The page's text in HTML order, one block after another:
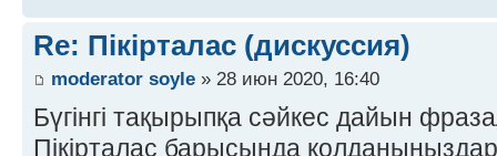
Re: Пікірталас (дискуссия)
moderator soyle » 28 июн 2020, 16:40
Бүгінгі тақырыпқа сәйкес дайын
Пікірталас барысында